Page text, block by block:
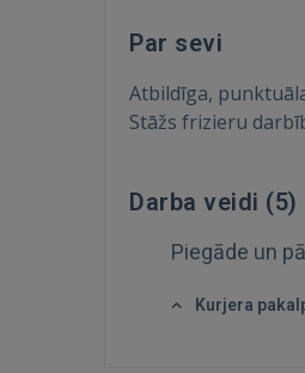
Par sevi
Atbildīga,
Stāžs frizieru
Darba veidi (5)
Piegāde un
Kurjera